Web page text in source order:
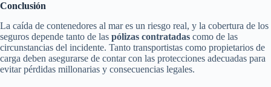
Conclusión
La caída de contenedores al mar es un riesgo real, y la cobertura de los
seguros depende tanto de las pólizas contratadas como de las
circunstancias del incidente. Tanto transportistas como propietarios de
carga deben asegurarse de contar con las protecciones adecuadas para
evitar pérdidas millonarias y consecuencias legales.